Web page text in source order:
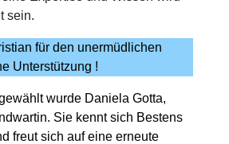
sein.
für den unermüdlichen
Unterstützung !
wurde Daniela Gotta,
Sie kennt sich Bestens
freut sich auf eine erneute